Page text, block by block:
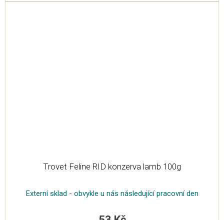
Trovet Feline RID konzerva lamb 100g
Externí sklad - obvykle u nás následující pracovní den